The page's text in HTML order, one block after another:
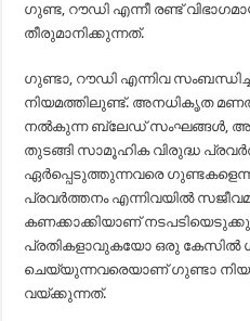
ഗുണ്ട, റൗഡി എന്നീ രണ്ട്
തീരുമാനിക്കുന്നത്.
ഗുണ്ടാ, റൗഡി എന്നിവ
നിയമത്തിലുണ്ട്. അനധികൃത
നൽകുന്ന ബ്ലേഡ് സംഘങ്ങൾ,
തുടങ്ങി സാമൂഹിക വിരുദ്ധ
ഏർപ്പെടുത്തുന്നവരെ
പ്രവർത്തനം എന്നിവയിൽ
കണക്കാക്കിയാണ്
പ്രതികളാവുകയോ ഒരു കേസിൽ
ചെയ്യുന്നവരെയാണ്‌ ഗുണ്ടാ
വയ്‌ക്കുന്നത്‌.